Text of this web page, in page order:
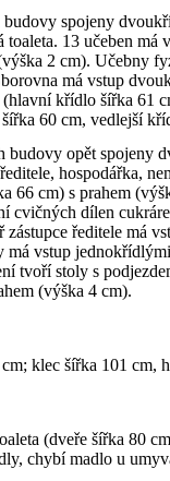
spojeny
toaleta. 13 učeben
2 cm). Učebny
má vstup
křídlo šířka 61
60 cm, vedlejší
budovy opět
hospodářka,
66 cm) s prahem
cvičných dílen
zástupce ředitele
má vstup
tvoří stoly s
(výška 4 cm).
klec šířka 101 cm,
(dveře šířka 80
chybí madlo u